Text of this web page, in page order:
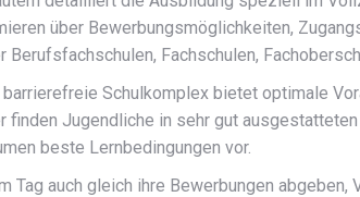
über Bewerbungsmöglichkeiten,
Fachschulen,
Schulkomplex bietet optimale
finden Jugendliche in sehr gut
beste Lernbedingungen vor.
Tag auch gleich ihre Bewerbungen abgeben,